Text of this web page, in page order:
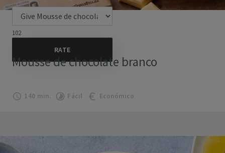
102
Mousse de chocolate branco
140 min. Fácil Económico